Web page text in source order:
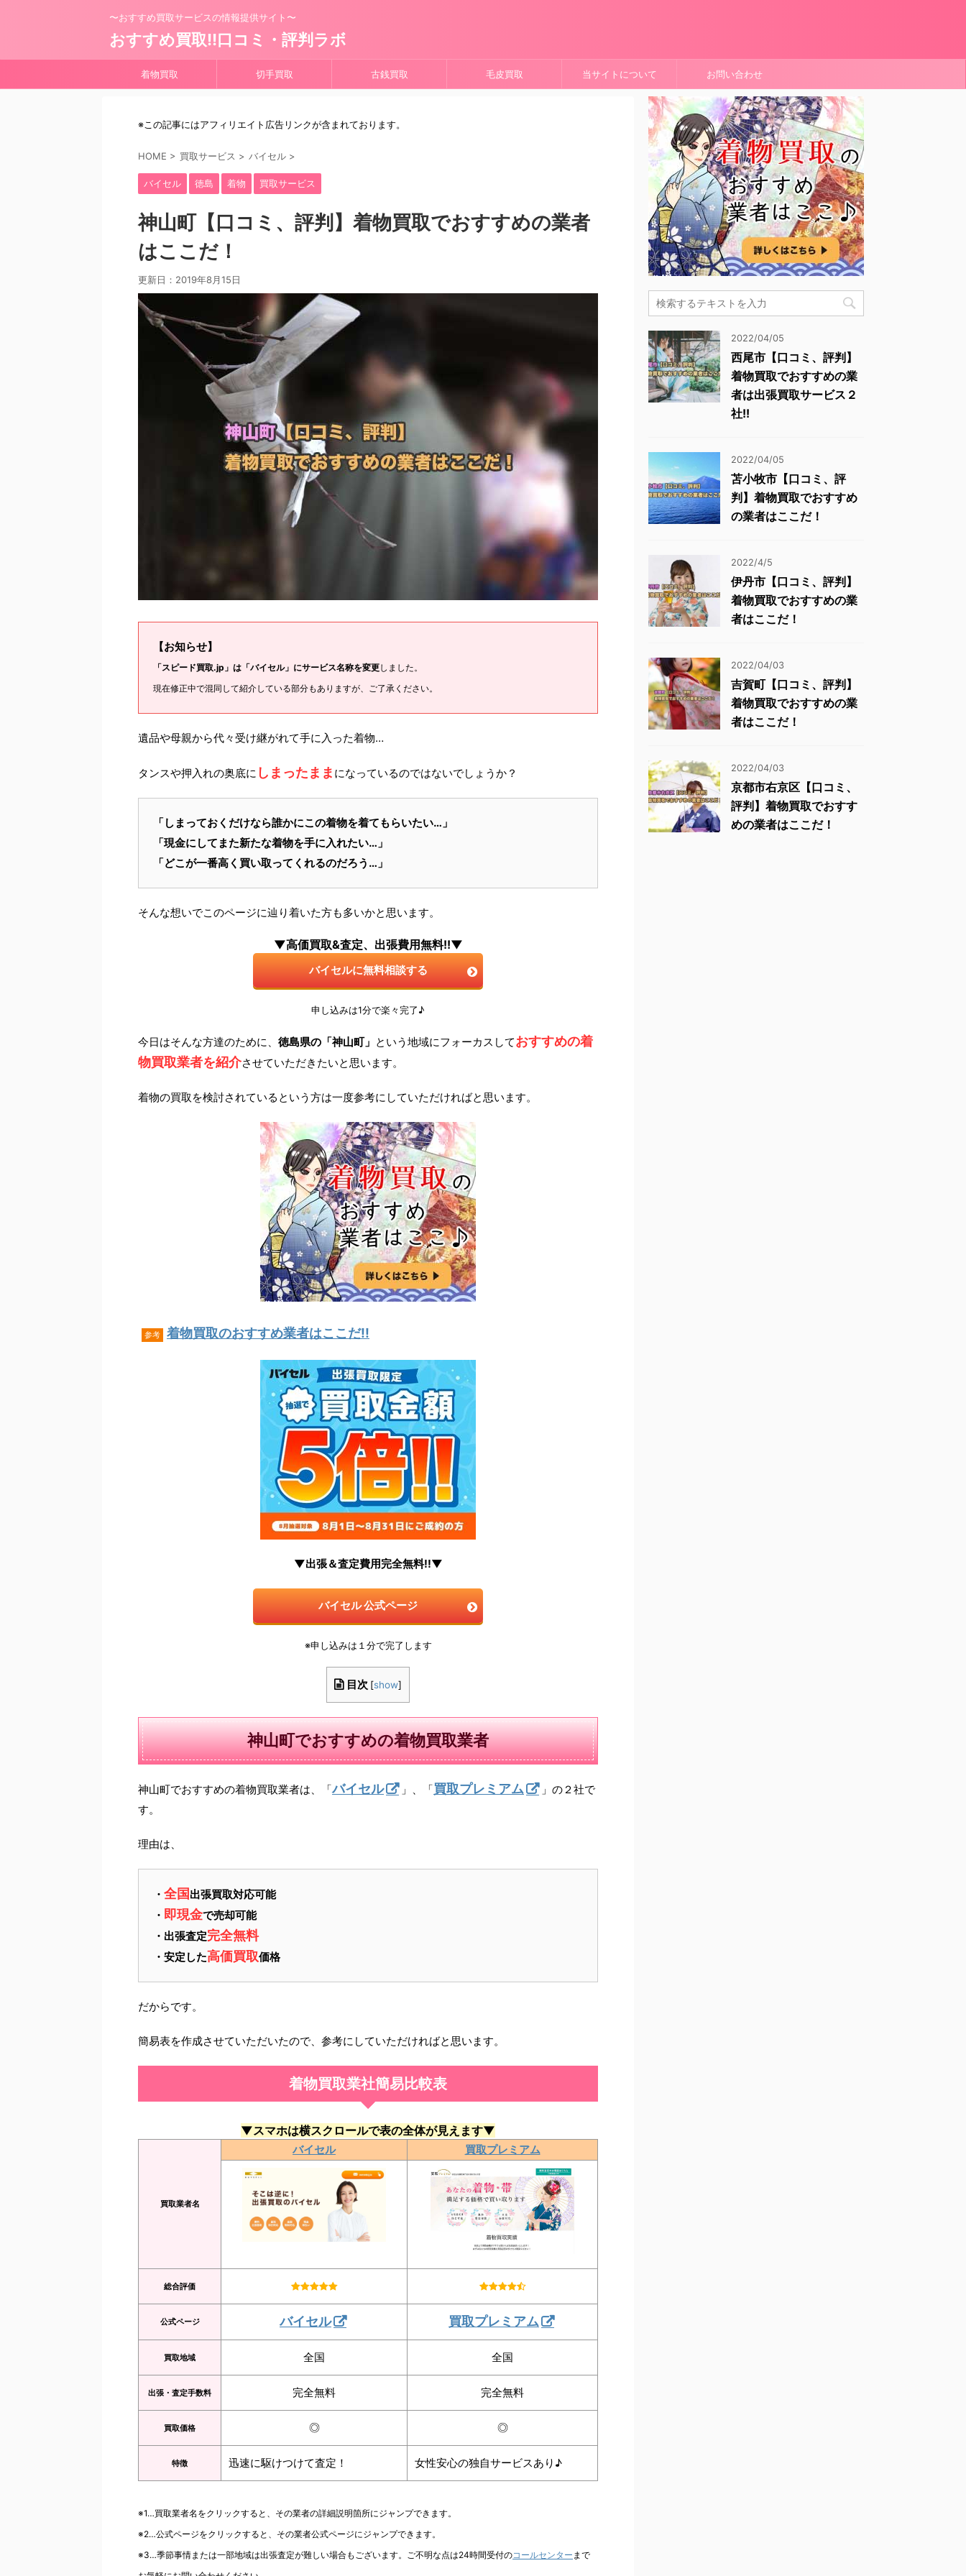
〜おすすめ買取サービスの情報提供サイト〜
おすすめ買取!!口コミ・評判ラボ
着物買取 切手買取 古銭買取 毛皮買取 当サイトについて お問い合わせ
※この記事にはアフィリエイト広告リンクが含まれております。
HOME > 買取サービス > バイセル >
バイセル 徳島 着物 買取サービス
神山町【口コミ、評判】着物買取でおすすめの業者
はここだ！
更新日： 2019年8月15日
【お知らせ】
「スピード買取.jp」は「バイセル」にサービス名称を変更しました。
現在修正中で混同して紹介している部分もありますが、ご了承ください。
遺品や母親から代々受け継がれて手に入った着物…
タンスや押入れの奥底に しまったまま になっているのではないでしょうか？
「しまっておくだけなら誰かにこの着物を着てもらいたい…」
「現金にしてまた新たな着物を手に入れたい…」
「どこが一番高く買い取ってくれるのだろう…」
そんな想いでこのページに辿り着いた方も多いかと思います。
▼高価買取&査定、出張費用無料!!▼
バイセルに無料相談する
申し込みは1分で楽々完了♪
今日はそんな方達のために、 徳島県の「神山町」 という地域にフォーカスしておすすめの着
物買取業者を紹介させていただきたいと思います。
着物の買取を検討されているという方は一度参考にしていただければと思います。
参考 着物買取のおすすめ業者はここだ!!
▼出張＆査定費用完全無料!!▼
バイセル 公式ページ
※申し込みは１分で完了します
目次 [show]
神山町でおすすめの着物買取業者
神山町でおすすめの着物買取業者は、「バイセル 」、「買取プレミアム
」の２社で
す。
理由は、
・ 全国 出張買取対応可能
・ 即現金で売却可能
・出張査定完全無料
・安定した高価買取価格
だからです。
簡易表を作成させていただいたので、参考にしていただければと思います。
着物買取業社簡易比較表
▼スマホは横スクロールで表の全体が見えます▼
買取業者名
バイセル 買取プレミアム
総合評価
公式ページ バイセル 買取プレミアム
買取地域 全国 全国
出張・査定手数料 完全無料 完全無料
買取価格 ◎ ◎
特徴 迅速に駆けつけて査定！ 女性安心の独自サービスあり♪
※1…買取業者名をクリックすると、その業者の詳細説明箇所にジャンプできます。
※2…公式ページをクリックすると、その業者公式ページにジャンプできます。
※3…季節事情または一部地域は出張査定が難しい場合もございます。ご不明な点は24時間受付のコールセンター まで
2022/04/05
西尾市【口コミ、評判】
着物買取でおすすめの業
者は出張買取サービス２
社!!
2022/04/05
苫小牧市【口コミ、評
判】着物買取でおすすめ
の業者はここだ！
2022/4/5
伊丹市【口コミ、評判】
着物買取でおすすめの業
者はここだ！
2022/04/03
吉賀町【口コミ、評判】
着物買取でおすすめの業
者はここだ！
2022/04/03
京都市右京区【口コミ、
評判】着物買取でおすす
めの業者はここだ！